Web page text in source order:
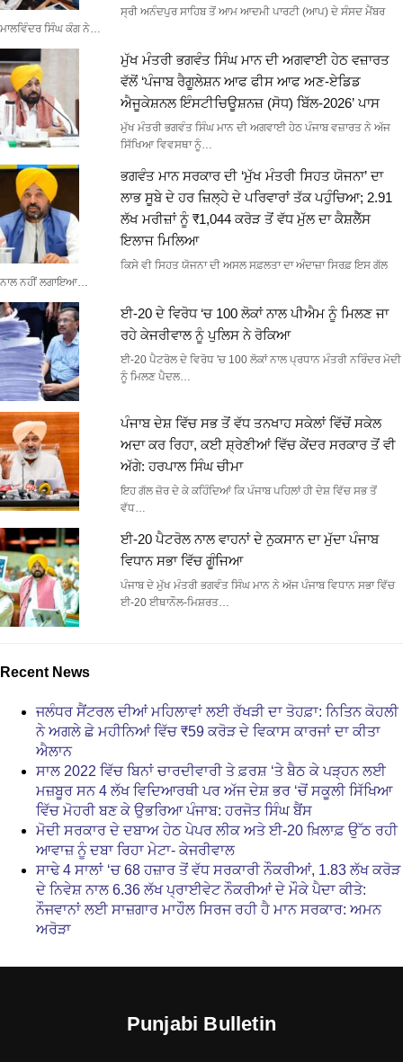
ਸ੍ਰੀ ਅਨੰਦਪੁਰ ਸਾਹਿਬ ਤੋਂ ਆਮ ਆਦਮੀ ਪਾਰਟੀ (ਆਪ) ਦੇ ਸੰਸਦ ਮੈਂਬਰ
ਮਾਲਵਿੰਦਰ ਸਿੰਘ ਕੰਗ ਨੇ…
ਮੁੱਖ ਮੰਤਰੀ ਭਗਵੰਤ ਸਿੰਘ ਮਾਨ ਦੀ ਅਗਵਾਈ ਹੇਠ ਵਜ਼ਾਰਤ
ਵੱਲੋਂ ‘ਪੰਜਾਬ ਰੈਗੂਲੇਸ਼ਨ ਆਫ ਫੀਸ ਆਫ ਅਣ-ਏਡਿਡ
ਐਜੂਕੇਸ਼ਨਲ ਇੰਸਟੀਚਿਊਸ਼ਨਜ਼ (ਸੋਧ) ਬਿੱਲ-2026’ ਪਾਸ
ਮੁੱਖ ਮੰਤਰੀ ਭਗਵੰਤ ਸਿੰਘ ਮਾਨ ਦੀ ਅਗਵਾਈ ਹੇਠ ਪੰਜਾਬ ਵਜ਼ਾਰਤ ਨੇ ਅੱਜ
ਸਿੱਖਿਆ ਵਿਵਸਥਾ ਨੂੰ…
ਭਗਵੰਤ ਮਾਨ ਸਰਕਾਰ ਦੀ ‘ਮੁੱਖ ਮੰਤਰੀ ਸਿਹਤ ਯੋਜਨਾ’ ਦਾ
ਲਾਭ ਸੂਬੇ ਦੇ ਹਰ ਜ਼ਿਲ੍ਹੇ ਦੇ ਪਰਿਵਾਰਾਂ ਤੱਕ ਪਹੁੰਚਿਆ; 2.91
ਲੱਖ ਮਰੀਜ਼ਾਂ ਨੂੰ ₹1,044 ਕਰੋੜ ਤੋਂ ਵੱਧ ਮੁੱਲ ਦਾ ਕੈਸ਼ਲੈੱਸ
ਇਲਾਜ ਮਿਲਿਆ
ਕਿਸੇ ਵੀ ਸਿਹਤ ਯੋਜਨਾ ਦੀ ਅਸਲ ਸਫ਼ਲਤਾ ਦਾ ਅੰਦਾਜ਼ਾ ਸਿਰਫ਼ ਇਸ ਗੱਲ
ਨਾਲ ਨਹੀਂ ਲਗਾਇਆ…
ਈ-20 ਦੇ ਵਿਰੋਧ ‘ਚ 100 ਲੋਕਾਂ ਨਾਲ ਪੀਐਮ ਨੂੰ ਮਿਲਣ ਜਾ
ਰਹੇ ਕੇਜਰੀਵਾਲ ਨੂੰ ਪੁਲਿਸ ਨੇ ਰੋਕਿਆ
ਈ-20 ਪੈਟਰੋਲ ਦੇ ਵਿਰੋਧ 'ਚ 100 ਲੋਕਾਂ ਨਾਲ ਪ੍ਰਧਾਨ ਮੰਤਰੀ ਨਰਿੰਦਰ ਮੋਦੀ
ਨੂੰ ਮਿਲਣ ਪੈਦਲ…
ਪੰਜਾਬ ਦੇਸ਼ ਵਿੱਚ ਸਭ ਤੋਂ ਵੱਧ ਤਨਖਾਹ ਸਕੇਲਾਂ ਵਿੱਚੋਂ ਸਕੇਲ
ਅਦਾ ਕਰ ਰਿਹਾ, ਕਈ ਸ਼੍ਰੇਣੀਆਂ ਵਿੱਚ ਕੇਂਦਰ ਸਰਕਾਰ ਤੋਂ ਵੀ
ਅੱਗੇ: ਹਰਪਾਲ ਸਿੰਘ ਚੀਮਾ
ਇਹ ਗੱਲ ਜ਼ੋਰ ਦੇ ਕੇ ਕਹਿੰਦਿਆਂ ਕਿ ਪੰਜਾਬ ਪਹਿਲਾਂ ਹੀ ਦੇਸ਼ ਵਿੱਚ ਸਭ ਤੋਂ
ਵੱਧ…
ਈ-20 ਪੈਟਰੋਲ ਨਾਲ ਵਾਹਨਾਂ ਦੇ ਨੁਕਸਾਨ ਦਾ ਮੁੱਦਾ ਪੰਜਾਬ
ਵਿਧਾਨ ਸਭਾ ਵਿੱਚ ਗੂੰਜਿਆ
ਪੰਜਾਬ ਦੇ ਮੁੱਖ ਮੰਤਰੀ ਭਗਵੰਤ ਸਿੰਘ ਮਾਨ ਨੇ ਅੱਜ ਪੰਜਾਬ ਵਿਧਾਨ ਸਭਾ ਵਿੱਚ
ਈ-20 ਈਥਾਨੌਲ-ਮਿਸ਼ਰਤ…
Recent News
ਜਲੰਧਰ ਸੈਂਟਰਲ ਦੀਆਂ ਮਹਿਲਾਵਾਂ ਲਈ ਰੱਖੜੀ ਦਾ ਤੋਹਫ਼ਾ: ਨਿਤਿਨ ਕੋਹਲੀ
ਨੇ ਅਗਲੇ ਛੇ ਮਹੀਨਿਆਂ ਵਿੱਚ ₹59 ਕਰੋੜ ਦੇ ਵਿਕਾਸ ਕਾਰਜਾਂ ਦਾ ਕੀਤਾ
ਐਲਾਨ
ਸਾਲ 2022 ਵਿੱਚ ਬਿਨਾਂ ਚਾਰਦੀਵਾਰੀ ਤੇ ਫ਼ਰਸ਼ ‘ਤੇ ਬੈਠ ਕੇ ਪੜ੍ਹਨ ਲਈ
ਮਜ਼ਬੂਰ ਸਨ 4 ਲੱਖ ਵਿਦਿਆਰਥੀ ਪਰ ਅੱਜ ਦੇਸ਼ ਭਰ ‘ਚੋਂ ਸਕੂਲੀ ਸਿੱਖਿਆ
ਵਿੱਚ ਮੋਹਰੀ ਬਣ ਕੇ ਉਭਰਿਆ ਪੰਜਾਬ: ਹਰਜੋਤ ਸਿੰਘ ਬੈਂਸ
ਮੋਦੀ ਸਰਕਾਰ ਦੇ ਦਬਾਅ ਹੇਠ ਪੇਪਰ ਲੀਕ ਅਤੇ ਈ-20 ਖ਼ਿਲਾਫ਼ ਉੱਠ ਰਹੀ
ਆਵਾਜ਼ ਨੂੰ ਦਬਾ ਰਿਹਾ ਮੇਟਾ- ਕੇਜਰੀਵਾਲ
ਸਾਢੇ 4 ਸਾਲਾਂ ‘ਚ 68 ਹਜ਼ਾਰ ਤੋਂ ਵੱਧ ਸਰਕਾਰੀ ਨੌਕਰੀਆਂ, 1.83 ਲੱਖ ਕਰੋੜ
ਦੇ ਨਿਵੇਸ਼ ਨਾਲ 6.36 ਲੱਖ ਪ੍ਰਾਈਵੇਟ ਨੌਕਰੀਆਂ ਦੇ ਮੌਕੇ ਪੈਦਾ ਕੀਤੇ:
ਨੌਜਵਾਨਾਂ ਲਈ ਸਾਜ਼ਗਾਰ ਮਾਹੌਲ ਸਿਰਜ ਰਹੀ ਹੈ ਮਾਨ ਸਰਕਾਰ: ਅਮਨ
ਅਰੋੜਾ
Punjabi Bulletin